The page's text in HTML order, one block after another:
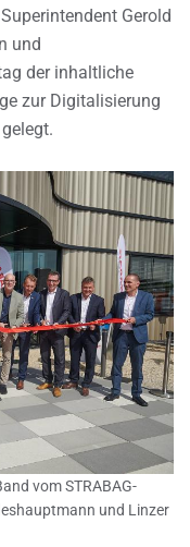
Gerold
und
der inhaltliche
zur Digitalisierung
vom STRABAG-
und Linzer